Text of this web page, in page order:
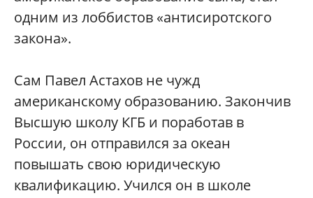
одним из лоббистов «антисиротского
закона».
Сам Павел Астахов не чужд
американскому образованию. Закончив
Высшую школу КГБ и поработав в
России, он отправился за океан
повышать свою юридическую
квалификацию. Учился он в школе